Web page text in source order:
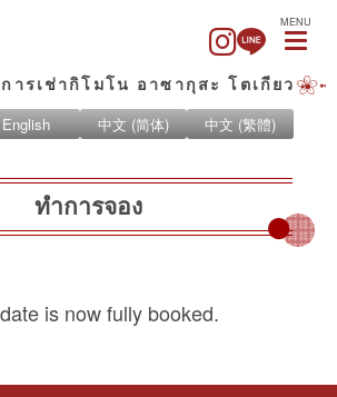
ารเช่ากิโมโน อาซากุสะ โตเกียว
English 中文 (简体) 中文 (繁體)
MENU
ทำการจอง
is now fully booked.